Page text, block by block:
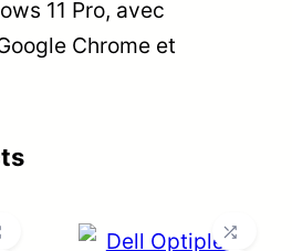
11 Pro, avec
Chrome et